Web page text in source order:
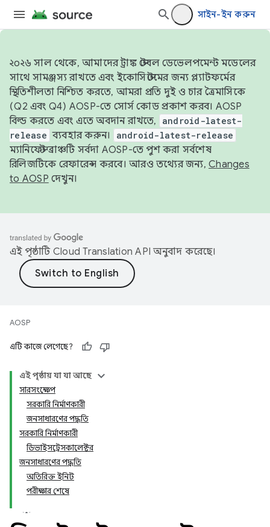
সাইন-ইন করুন
২০২৬ সাল থেকে, আমাদের ট্রাঙ্ক স্টেবল ডেভেলপমেন্ট মডেলের
সাথে সামঞ্জস্য রাখতে এবং ইকোসিস্টেমের জন্য প্ল্যাটফর্মের
স্থিতিশীলতা নিশ্চিত করতে, আমরা প্রতি দুই ও চার ত্রৈমাসিকে
(Q2 এবং Q4) AOSP-তে সোর্স কোড প্রকাশ করব। AOSP
বিল্ড করতে এবং এতে অবদান রাখতে,
android-latest-
release ব্যবহার করুন। android-latest-release
ম্যানিফেস্ট ব্রাঞ্চটি সর্বদা AOSP-তে পুশ করা সর্বশেষ
রিলিজটিকে রেফারেন্স করবে। আরও তথ্যের জন্য, Changes
to AOSP দেখুন।
এই পৃষ্ঠাটি Cloud Translation API অনুবাদ করেছে।
AOSP
এটি কাজে লেগেছে?
এই পৃষ্ঠায় যা যা আছে
সারসংক্ষেপ
সরকারি নির্মাণকারী
জনসাধারণের পদ্ধতি
সরকারি নির্মাণকারী
ডিভাইসট্রেসকালেক্টর
জনসাধারণের পদ্ধতি
অতিরিক্ত ইনিট
পরীক্ষার শেষে